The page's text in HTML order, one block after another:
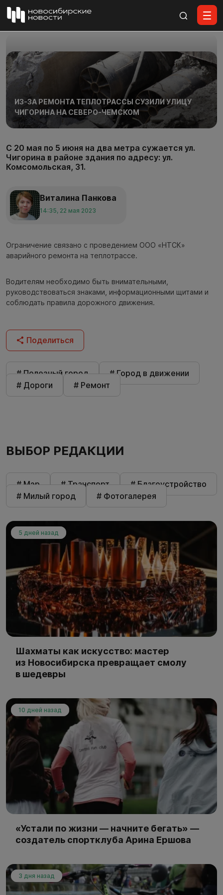
ИЗ-ЗА РЕМОНТА ТЕПЛОТРАССЫ СУЗИЛИ УЛИЦУ
ЧИГОРИНА НА СЕВЕРО-ЧЕМСКОМ
С 20 мая по 5 июня на два метра сужается ул.
Чигорина в районе здания по адресу: ул.
Комсомольская, 31.
Виталина Панкова
14:35, 22 мая 2023
Ограничение связано с проведением ООО «НТСК»
аварийного ремонта на теплотрассе.
Водителям необходимо быть внимательными,
руководствоваться знаками, информационными щитами и
соблюдать правила дорожного движения.
Поделиться
# Полезный город
# Город в движении
# Дороги
# Ремонт
ВЫБОР РЕДАКЦИИ
# Мэр # Транспорт
# Благоустройство
# Милый город
# Фотогалерея
5 дней назад
Шахматы как искусство: мастер
из Новосибирска превращает смолу
в шедевры
10 дней назад
«Устали по жизни — начните бегать» —
создатель спортклуба Арина Ершова
3 дня назад